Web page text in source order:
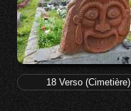
18 Verso (Cimetière)